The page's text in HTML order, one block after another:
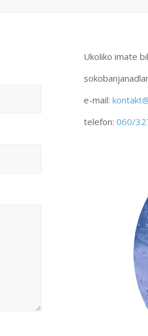
Ukoliko imate
e-mail:
telefon:060/